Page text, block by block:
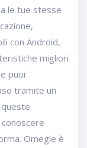
le tue stesse
con Android,
migliori
puoi
tramite un
Omegle è